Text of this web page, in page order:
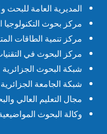
المديرية العامة للبحث
مركز بحوث التكنولوجيا
مركز تنمية الطاقات
مركز البحوث في
شبكة البحوث الجزائرية
شبكة الجامعة الجزائرية
مجال التعليم العالي
وكالة البحوث